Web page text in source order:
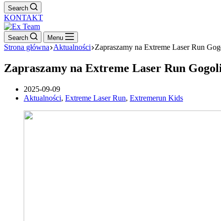
Search
KONTAKT
Search Menu
Strona główna Aktualności Zapraszamy na Extreme Laser Run
Zapraszamy na Extreme Laser Run
2025-09-09
Aktualności, Extreme Laser Run, Extremerun Kids